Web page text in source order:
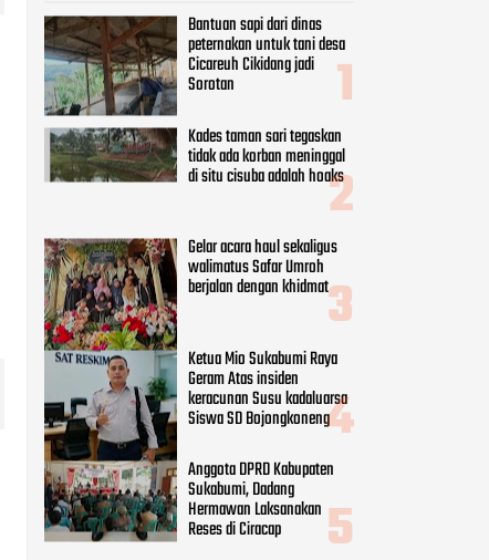
Bantuan sapi dari dinas
peternakan untuk tani desa
Cicareuh Cikidang jadi
Sorotan
Kades taman sari tegaskan
tidak ada korban meninggal
di situ cisuba adalah hoaks
Gelar acara haul sekaligus
walimatus Safar Umroh
berjalan dengan khidmat
Ketua Mio Sukabumi Raya
Geram Atas insiden
keracunan Susu kadaluarsa
Siswa SD Bojongkoneng
Anggota DPRD Kabupaten
Sukabumi, Dadang
Hermawan Laksanakan
Reses di Ciracap